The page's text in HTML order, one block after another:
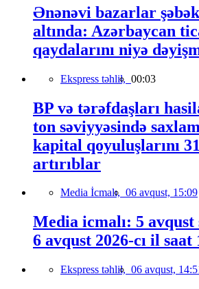
Ənənəvi bazarlar
altında: Azərbaycan
qaydalarını niyə
Ekspress təhlil, 00:03
BP və tərəfdaşları
ton səviyyəsində
kapital qoyuluşlarını
artırıblar
Media İcmalı, 06 avqust, 15:09
Media icmalı: 5 avqust
6 avqust 2026-cı il saat
Ekspress təhlil, 06 avqust,